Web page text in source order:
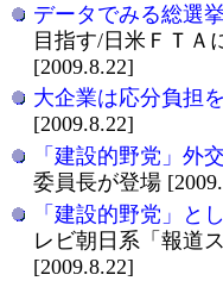
データでみる総選
目指す/日米ＦＴＡ
[2009.8.22]
大企業は応分負担
[2009.8.22]
「建設的野党」外
委員長が登場
「建設的野党」と
レビ朝日系「報道
[2009.8.22]